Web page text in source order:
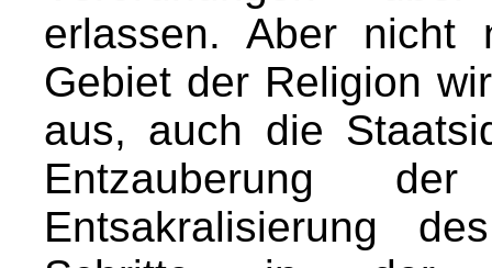
erlassen. Aber nicht
Gebiet der Religion
aus, auch die
Entzauberung
Entsakralisierung